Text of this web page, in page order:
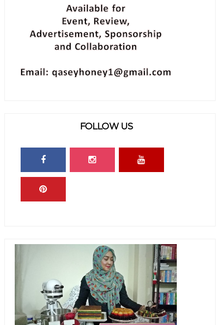
FOLLOW US